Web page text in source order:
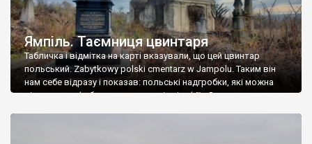
Ямпіль. Таємниця цвинтаря
Табличка і відмітка на карті вказували, що цей цвинтар
польський. Zabytkowy polski cmentarz w Jampolu. Таким він
нам себе відразу і показав: польські надгробки, які можна
віднести до фабричних, польські епітафії… Загалом цвинтар